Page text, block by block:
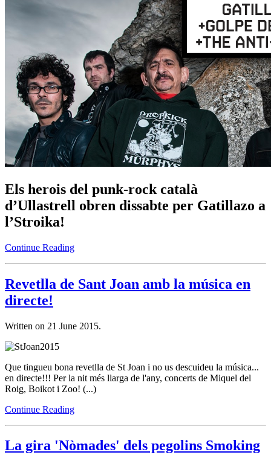
Els herois del punk-rock català
d’Ullastrell obren dissabte per Gatillazo a
l’Stroika!
Continue Reading
Revetlla de Sant Joan amb la música en
directe!
Written on 21 June 2015.
Que tingueu bona revetlla de St Joan i no us descuideu la música...
en directe!!! Per la nit més llarga de l'any, concerts de Miquel del
Roig, Boikot i Zoo! (...)
Continue Reading
La gira 'Nòmades' dels pegolins Smoking